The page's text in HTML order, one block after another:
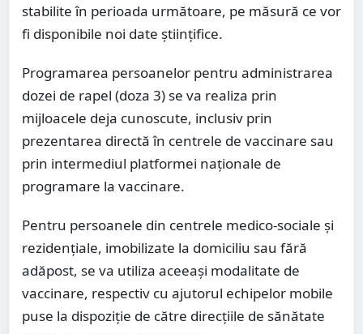
stabilite în perioada următoare, pe măsură ce vor
fi disponibile noi date ştiinţifice.
Programarea persoanelor pentru administrarea
dozei de rapel (doza 3) se va realiza prin
mijloacele deja cunoscute, inclusiv prin
prezentarea directă în centrele de vaccinare sau
prin intermediul platformei naţionale de
programare la vaccinare.
Pentru persoanele din centrele medico-sociale şi
rezidenţiale, imobilizate la domiciliu sau fără
adăpost, se va utiliza aceeaşi modalitate de
vaccinare, respectiv cu ajutorul echipelor mobile
puse la dispoziţie de către direcţiile de sănătate